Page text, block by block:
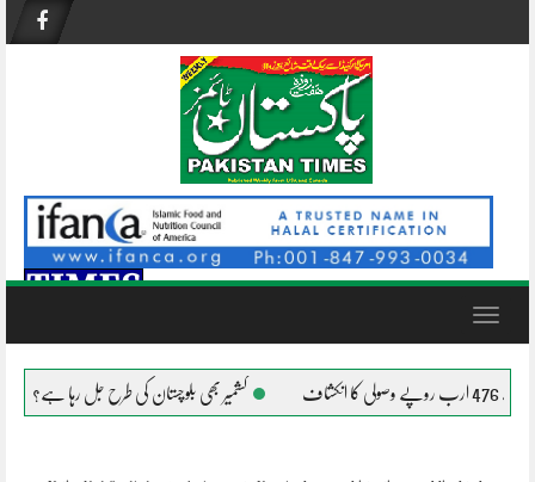
content
Toggle
کشمیر بھی بلوچستان کی طرح جل رہا ہے؟ افغانستان میں